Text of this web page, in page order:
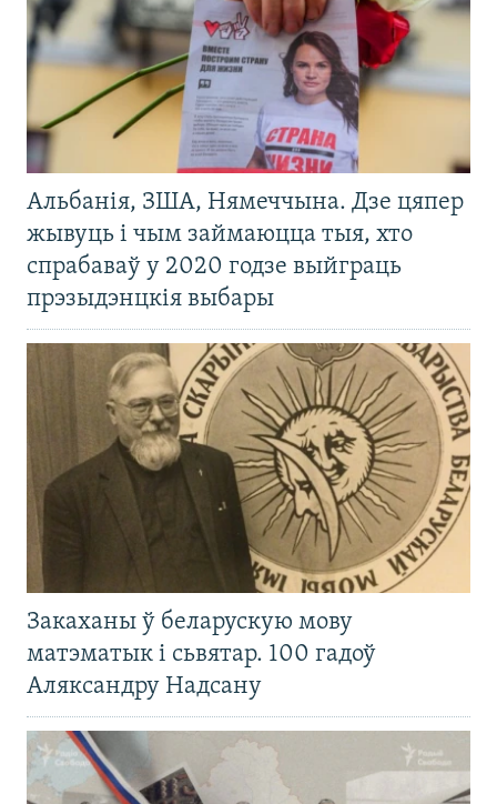
Альбанія, ЗША, Нямеччына. Дзе цяпер
жывуць і чым займаюцца тыя, хто
спрабаваў у 2020 годзе выйграць
прэзыдэнцкія выбары
Закаханы ў беларускую мову
матэматык і сьвятар. 100 гадоў
Аляксандру Надсану